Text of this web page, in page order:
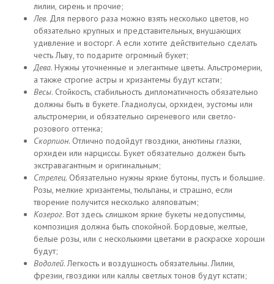
лилии, сирень и прочие;
Лев. Для первого раза можно взять несколько цветов, но
обязательно крупных и представительных, внушающих
удивление и восторг. А если хотите действительно сделать
честь Льву, то подарите огромный букет;
Дева. Нужны уточненные и элегантные цветы. Альстромерии,
а также строгие астры и хризантемы будут кстати;
Весы. Стойкость, стабильность дипломатичность обязательно
должны быть в букете. Гладиолусы, орхидеи, эустомы или
альстромерии, и обязательно сиреневого или светло-
розового оттенка;
Скорпион. Отлично подойдут гвоздики, анютины глазки,
орхидеи или нарциссы. Букет обязательно должен быть
экстравагантным и оригинальным;
Стрелец. Обязательно нужны яркие бутоны, пусть и большие.
Розы, мелкие хризантемы, тюльпаны, и страшно, если
творение получится несколько аляповатым;
Козерог. Вот здесь слишком яркие букеты недопустимы,
композиция должна быть спокойной. Бордовые, желтые,
белые розы, или с несколькими цветами в раскраске хороши
будут;
Водолей. Легкость и воздушность обязательны. Лилии,
фрезии, гвоздики или каллы светлых тонов будут кстати;